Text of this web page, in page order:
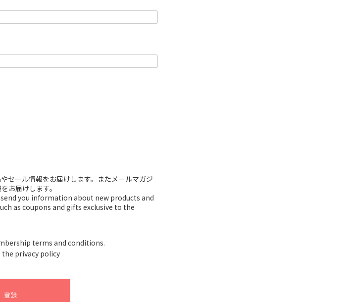
セール情報をお届けします。またメールマガジ
お届けします。
you information about new products and
as coupons and gifts exclusive to the
terms and conditions.
privacy policy
登録